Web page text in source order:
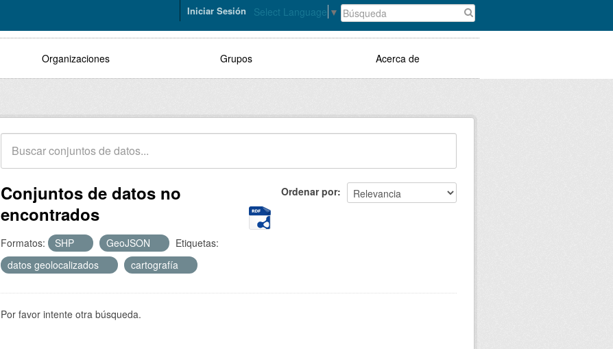
Select Language ▼
Iniciar Sesión
Organizaciones Grupos Acerca de
Ordenar por
Conjuntos de datos no
encontrados
Formatos: SHP GeoJSON
Etiquetas:
datos geolocalizados
cartografía
Por favor intente otra búsqueda.